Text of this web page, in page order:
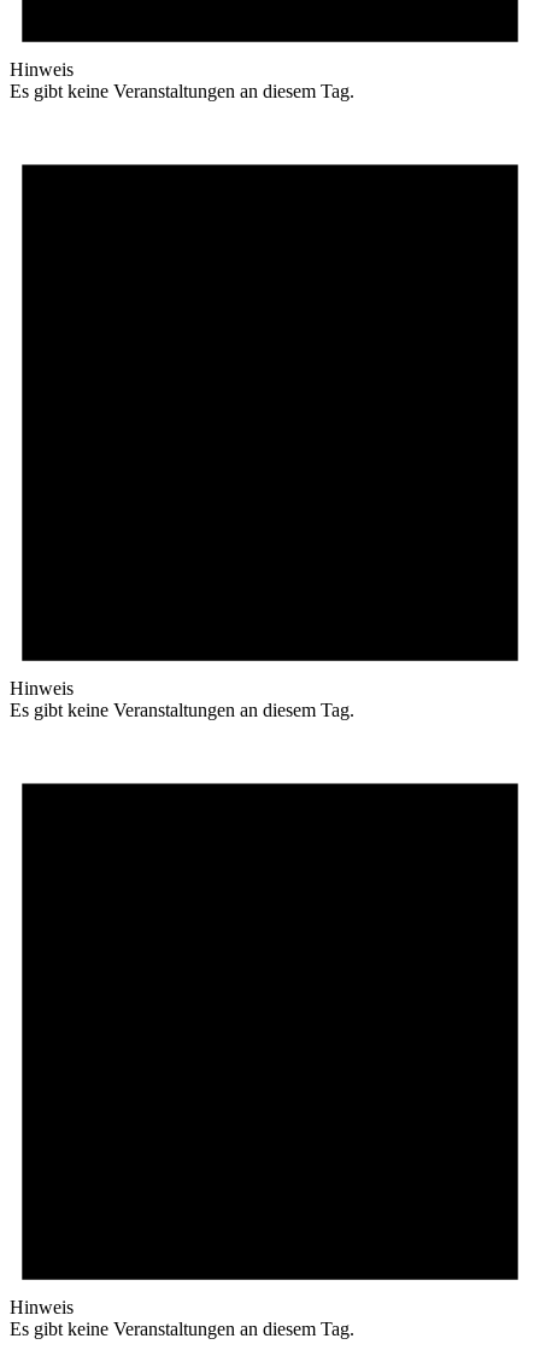
Hinweis
Es gibt keine Veranstaltungen an diesem Tag.
Hinweis
Es gibt keine Veranstaltungen an diesem Tag.
Hinweis
Es gibt keine Veranstaltungen an diesem Tag.